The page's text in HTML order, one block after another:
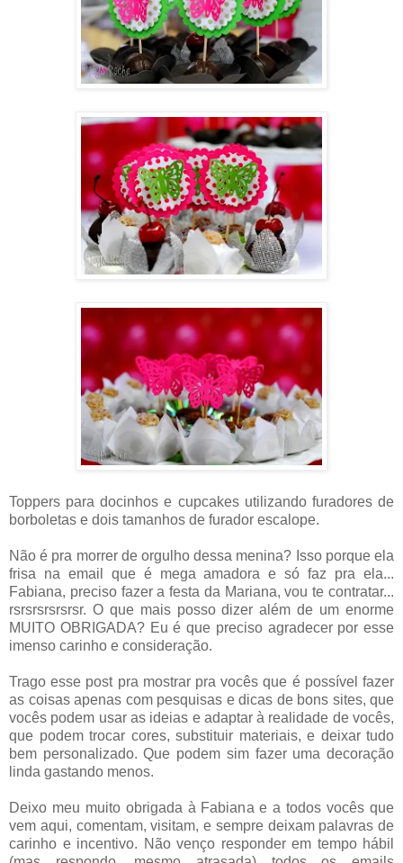
Toppers para docinhos e cupcakes utilizando furadores de
borboletas e dois tamanhos de furador escalope.
Não é pra morrer de orgulho dessa menina? Isso porque ela
frisa na email que é mega amadora e só faz pra ela...
Fabiana, preciso fazer a festa da Mariana, vou te contratar...
rsrsrsrsrsrsr. O que mais posso dizer além de um enorme
MUITO OBRIGADA? Eu é que preciso agradecer por esse
imenso carinho e consideração.
Trago esse post pra mostrar pra vocês que é possível fazer
as coisas apenas com pesquisas e dicas de bons sites, que
vocês podem usar as ideias e adaptar à realidade de vocês,
que podem trocar cores, substituir materiais, e deixar tudo
bem personalizado. Que podem sim fazer uma decoração
linda gastando menos.
Deixo meu muito obrigada à Fabiana e a todos vocês que
vem aqui, comentam, visitam, e sempre deixam palavras de
carinho e incentivo. Não venço responder em tempo hábil